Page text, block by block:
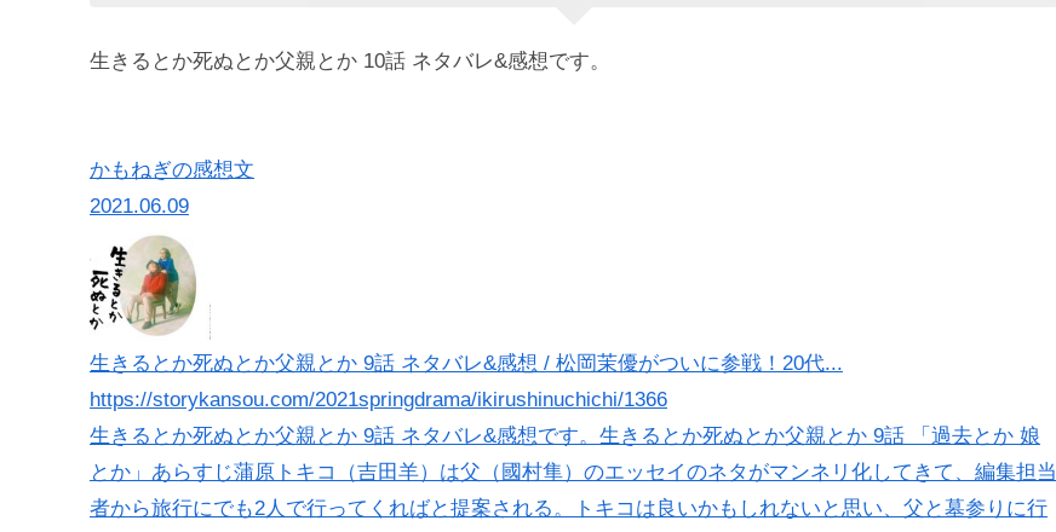
生きるとか死ぬとか父親とか 10話 ネタバレ&感想です。
かもねぎの感想文
2021.06.09
生きるとか死ぬとか父親とか 9話 ネタバレ&感想 / 松岡茉優がついに参戦！20代...
https://storykansou.com/2021springdrama/ikirushinuchichi/1366
生きるとか死ぬとか父親とか 9話 ネタバレ&感想です。生きるとか死ぬとか父親とか 9話 「過去とか 娘
とか」あらすじ蒲原トキコ（吉田羊）は父（國村隼）のエッセイのネタがマンネリ化してきて、編集担当
者から旅行にでも2人で行ってくればと提案される。トキコは良いかもしれないと思い、父と墓参りに行